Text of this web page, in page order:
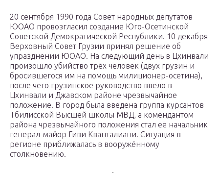
20 сентября 1990 года Совет народных депутатов
ЮОАО провозгласил создание Юго-Осетинской
Советской Демократической Республики. 10 декабря
Верховный Совет Грузии принял решение об
упразднении ЮОАО. На следующий день в Цхинвали
произошло убийство трёх человек (двух грузин и
бросившегося им на помощь милиционер-осетина),
после чего грузинское руководство ввело в
Цхинвали и Джавском районе чрезвычайное
положение. В город была введена группа курсантов
Тбилисской Высшей школы МВД, а комендантом
района чрезвычайного положения стал её начальник
генерал-майор Гиви Кванталиани. Ситуация в
регионе приближалась в вооружённому
столкновению.